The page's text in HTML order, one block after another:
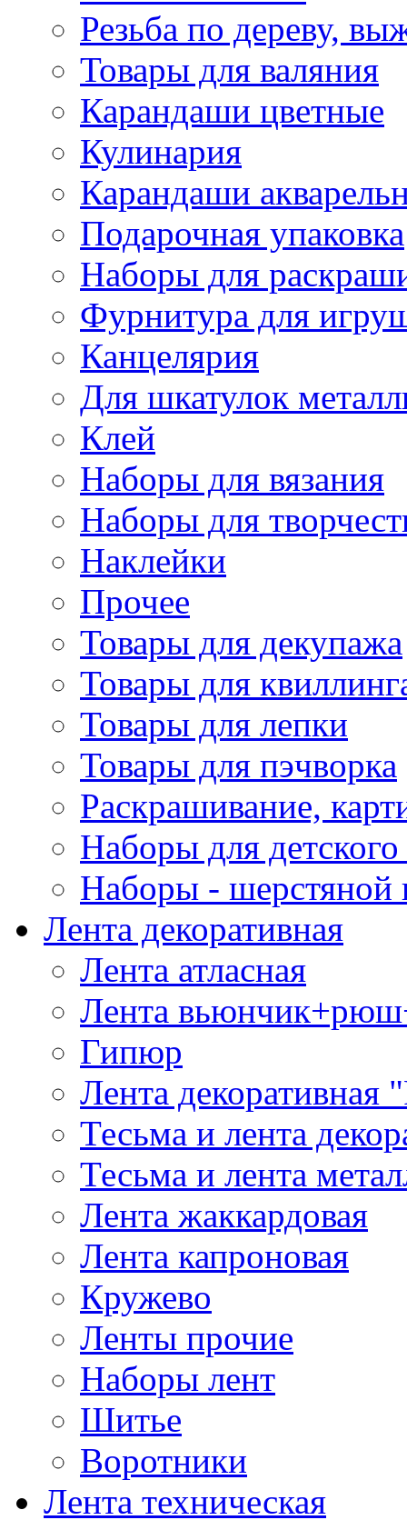
Резьба по дереву,
Товары для валяния
Карандаши цветные
Кулинария
Карандаши
Подарочная упаковка
Наборы для
Фурнитура для
Канцелярия
Для шкатулок
Клей
Наборы для вязания
Наборы для
Наклейки
Прочее
Товары для декупажа
Товары для
Товары для лепки
Товары для пэчворка
Раскрашивание,
Наборы для
Наборы - шерстяной
Лента декоративная
Лента атласная
Лента
Гипюр
Лента декоративная
Тесьма и лента
Тесьма и лента
Лента жаккардовая
Лента капроновая
Кружево
Ленты прочие
Наборы лент
Шитье
Воротники
Лента техническая